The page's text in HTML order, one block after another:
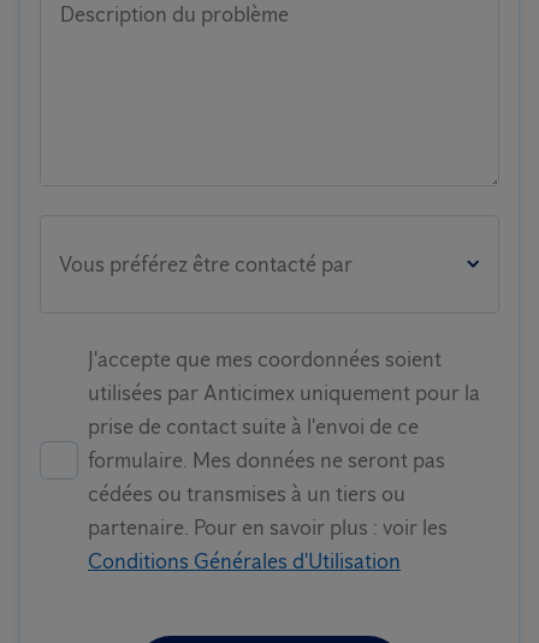
Description du problème
Vous préférez être contacté par
J'accepte que mes coordonnées soient
utilisées par Anticimex uniquement pour la
prise de contact suite à l'envoi de ce
formulaire. Mes données ne seront pas
cédées ou transmises à un tiers ou
partenaire. Pour en savoir plus : voir les
Conditions Générales d'Utilisation